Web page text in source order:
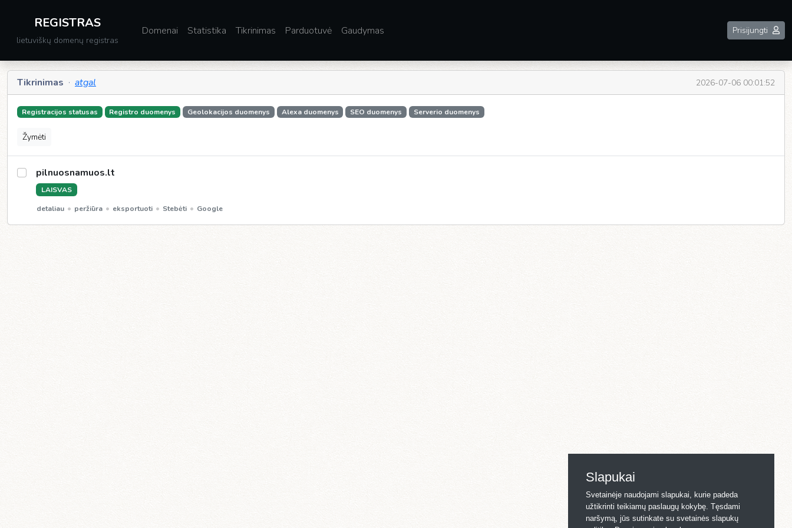
REGISTRAS
lietuviškų domenų registras
Domenai Statistika Tikrinimas Parduotuvė Gaudymas Prisijungti
Tikrinimas · atgal 2026-07-06 00:01:52
Registracijos statusas Registro duomenys Geolokacijos duomenys Alexa duomenys SEO duomenys Serverio duomenys
Žymėti
pilnuosnamuos.lt
LAISVAS
detaliau • peržiūra • eksportuoti • Stebėti • Google
Slapukai
Svetainėje naudojami slapukai, kurie padeda
užtikrinti teikiamų paslaugų kokybę. Tęsdami
naršymą, jūs sutinkate su svetainės slapukų